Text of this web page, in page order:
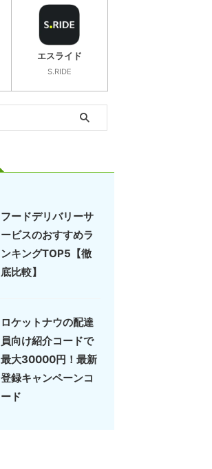
エスライド
S.RIDE
フードデリバリーサ
ービスのおすすめラ
ンキングTOP5【徹
底比較】
ロケットナウの配達
員向け紹介コードで
最大30000円！最新
登録キャンペーンコ
ード